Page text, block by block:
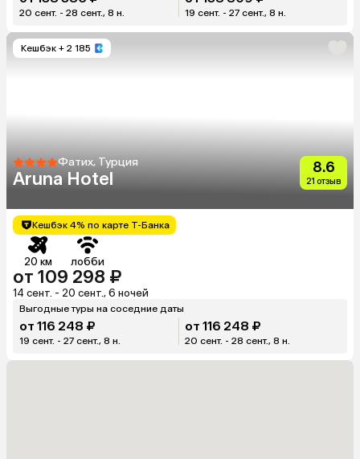
20 сент. - 28 сент., 8 н. 19 сент. - 27 сент., 8 н.
Кешбэк + 2 185
Фатих, Турция
Aruna Hotel
8.6
21 отзыв
Кешбэк 4% по карте Т-Банка
20 км лобби
от 109 298 ₽
14 сент. - 20 сент., 6 ночей
Выгодные туры на соседние даты
от 116 248 ₽
19 сент. - 27 сент., 8 н.
от 116 248 ₽
20 сент. - 28 сент., 8 н.